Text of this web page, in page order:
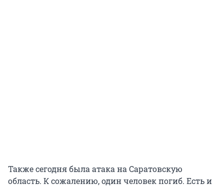
Также сегодня была атака на Саратовскую
область. К сожалению, один человек погиб. Есть и